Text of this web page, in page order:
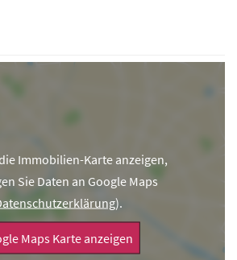
Immobilien-Karte anzeigen,
Sie Daten an Google Maps
).
Maps Karte anzeigen